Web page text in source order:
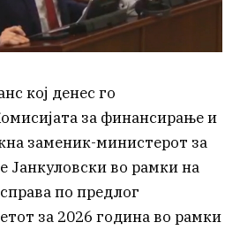
кој денес го
за финансирање и
заменик-министерот за
Јанкуловски во рамки на
по предлог
за 2026 година во рамки